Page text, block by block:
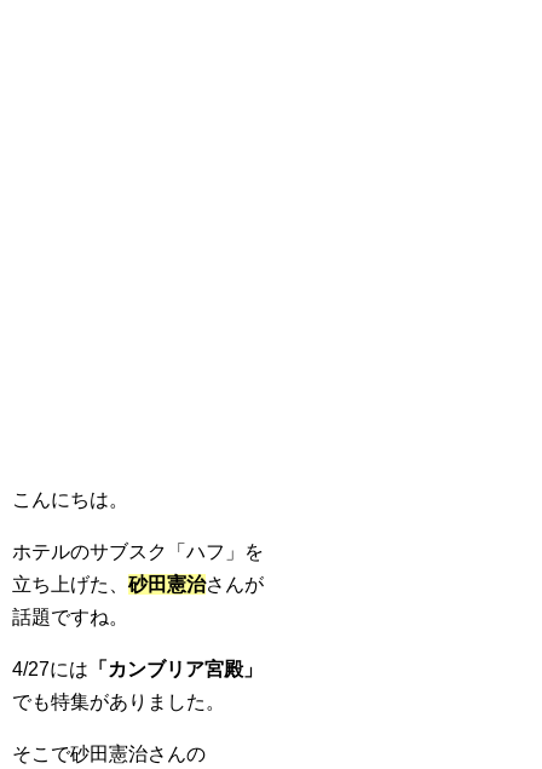
こんにちは。
ホテルのサブスク「ハフ」を
立ち上げた、 砂田憲治さんが
話題ですね。
4/27には 「カンブリア宮殿」
でも特集がありました。
そこで砂田憲治さんの